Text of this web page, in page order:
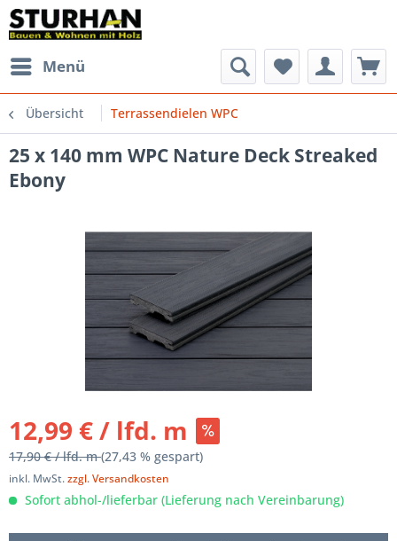
Menü
Übersicht Terrassendielen WPC
25 x 140 mm WPC Nature Deck Streaked
Ebony
12,99 € / lfd. m
17,90 € / lfd. m(27,43 % gespart)
inkl. MwSt.zzgl. Versandkosten
Sofort abhol-/lieferbar (Lieferung nach Vereinbarung)